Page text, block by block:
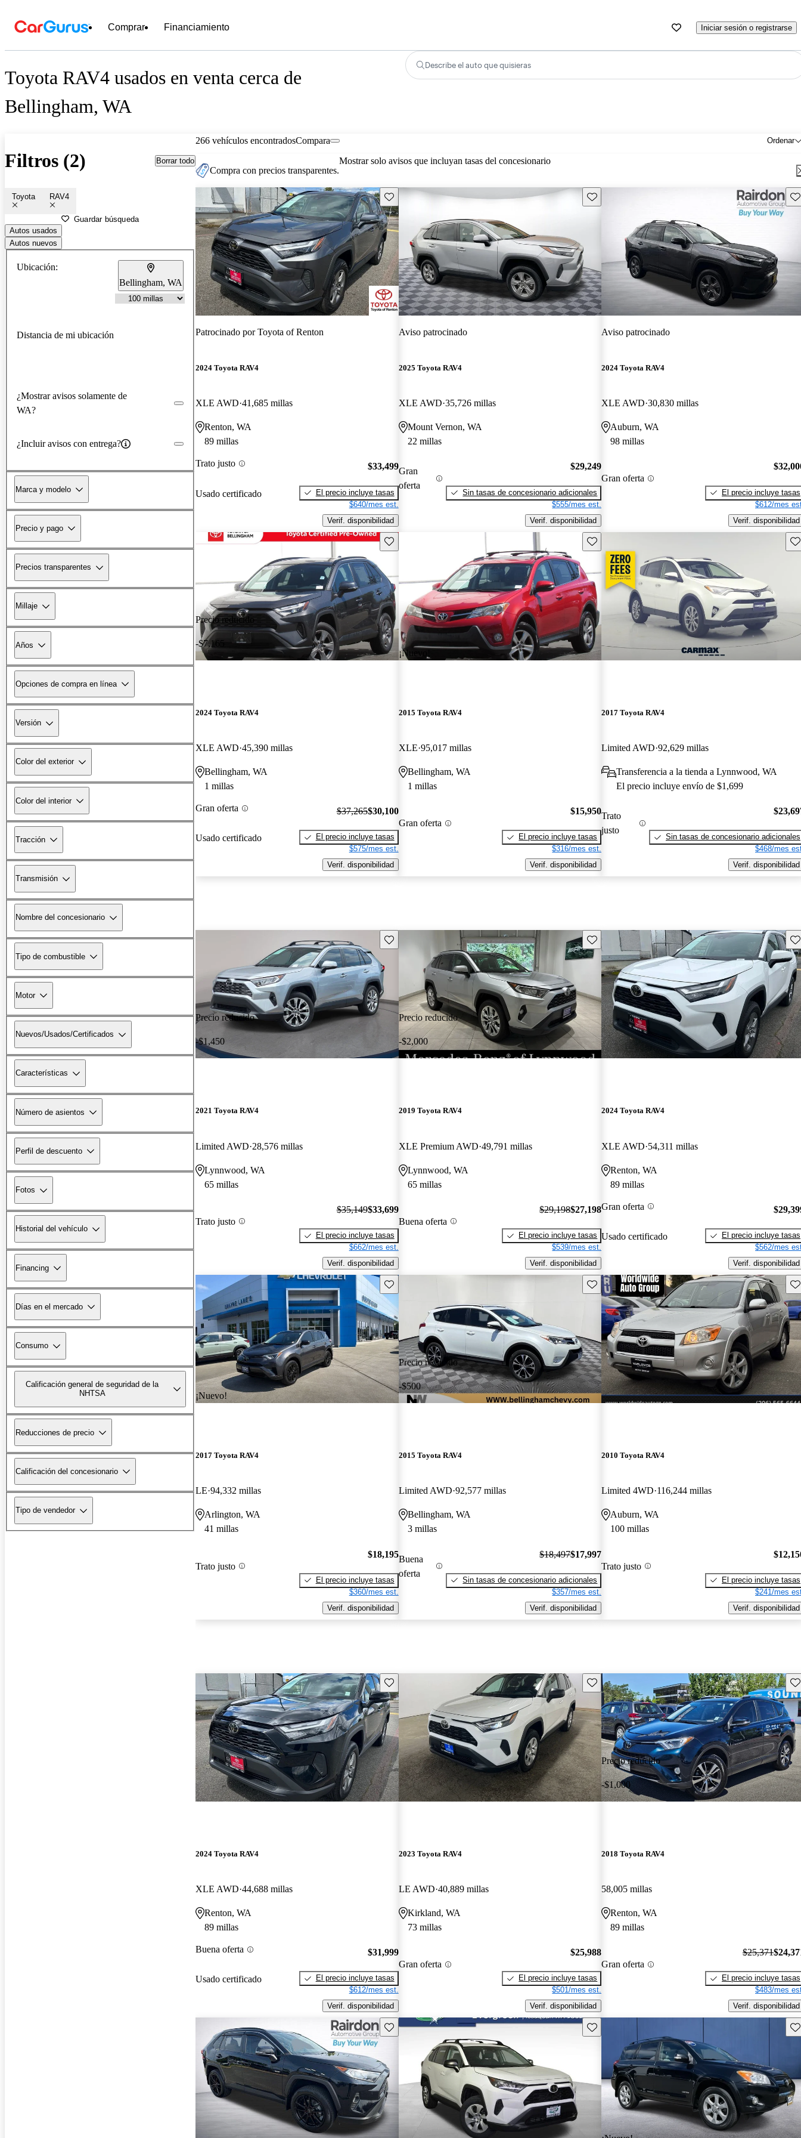
Comprar Financiamiento Iniciar sesión o registrarse
Toyota RAV4 usados en venta cerca de
Bellingham, WA
Describe el auto que quisieras
Filtros (2) Borrar todo
Toyota RAV4
Guardar búsqueda
Autos usados
Autos nuevos
Ubicación:
Bellingham, WA
Distancia de mi ubicación
¿Mostrar avisos solamente de
WA?
¿Incluir avisos con entrega?
Marca y modelo
Precio y pago
Precios transparentes
Millaje
Años
Opciones de compra en línea
Versión
Color del exterior
Color del interior
Tracción
Transmisión
Nombre del concesionario
Tipo de combustible
Motor
Nuevos/Usados/Certificados
Características
Número de asientos
Perfil de descuento
Fotos
Historial del vehículo
Financing
Días en el mercado
Consumo
Calificación general de seguridad de la
NHTSA
Reducciones de precio
Calificación del concesionario
Tipo de vendedor
266 vehículos encontrados Ordenar
Compara
Compra con precios transparentes.
Mostrar solo avisos que incluyan tasas del concesionario
Guarda este Aviso
Patrocinado porToyota of Renton
2024 Toyota RAV4
XLE AWD 41,685 millas
Renton, WA
89 millas
Trato justo
Usado certificado
$33,499
El precio incluye tasas
$640/mes est.
Verif. disponibilidad
Guarda este Aviso
Aviso patrocinado
2025 Toyota RAV4
XLE AWD 35,726 millas
Mount Vernon, WA
22 millas
Gran
oferta
$29,249
Sin tasas de concesionario adicionales
$555/mes est.
Verif. disponibilidad
Aviso patrocinado
2024 Toyota RAV4
XLE AWD 30,830 millas
Auburn, WA
98 millas
Gran oferta
El precio incluye tasas
$612/mes
Verif. disponibilidad
Precio reducido
-$7,165
Guarda este Aviso
2024 Toyota RAV4
XLE AWD 45,390 millas
Bellingham, WA
1 millas
Gran oferta
Usado certificado
$37,265$30,100
El precio incluye tasas
$575/mes est.
Verif. disponibilidad
¡Nuevo!
Guarda este Aviso
2015 Toyota RAV4
XLE 95,017 millas
Bellingham, WA
1 millas
Gran oferta
$15,950
El precio incluye tasas
$316/mes est.
Verif. disponibilidad
2017 Toyota RAV4
Limited AWD 92,629 millas
Transferencia a la tienda a Lynnwood, WA
El precio incluye envío de $1,699
Trato
justo
Sin tasas de concesionario adicionales
$468/mes
Verif. disponibilidad
Precio reducido
-$1,450
Guarda este Aviso
2021 Toyota RAV4
Limited AWD 28,576 millas
Lynnwood, WA
65 millas
Trato justo
$35,149$33,699
El precio incluye tasas
$662/mes est.
Verif. disponibilidad
Precio reducido
-$2,000
Guarda este Aviso
2019 Toyota RAV4
XLE Premium AWD 49,791 millas
Lynnwood, WA
65 millas
Buena oferta
$29,198$27,198
El precio incluye tasas
$539/mes est.
Verif. disponibilidad
2024 Toyota RAV4
XLE AWD 54,311 millas
Renton, WA
89 millas
Gran oferta
Usado certificado
El precio incluye tasas
$562/mes
Verif. disponibilidad
¡Nuevo!
Guarda este Aviso
2017 Toyota RAV4
LE 94,332 millas
Arlington, WA
41 millas
Trato justo
$18,195
El precio incluye tasas
$360/mes est.
Verif. disponibilidad
Precio reducido
-$500
Guarda este Aviso
2015 Toyota RAV4
Limited AWD 92,577 millas
Bellingham, WA
3 millas
Buena
oferta
$18,497$17,997
Sin tasas de concesionario adicionales
$357/mes est.
Verif. disponibilidad
2010 Toyota RAV4
Limited 4WD 116,244 millas
Auburn, WA
100 millas
Trato justo
El precio incluye tasas
$241/mes
Verif. disponibilidad
Guarda este Aviso
2024 Toyota RAV4
XLE AWD 44,688 millas
Renton, WA
89 millas
Buena oferta
Usado certificado
$31,999
El precio incluye tasas
$612/mes est.
Verif. disponibilidad
Guarda este Aviso
2023 Toyota RAV4
LE AWD 40,889 millas
Kirkland, WA
73 millas
Gran oferta
$25,988
El precio incluye tasas
$501/mes est.
Verif. disponibilidad
Precio reducido
-$1,000
2018 Toyota RAV4
58,005 millas
Renton, WA
89 millas
Gran oferta
$25,371
El precio incluye tasas
$483/mes
Verif. disponibilidad
Guarda este Aviso Guarda este Aviso